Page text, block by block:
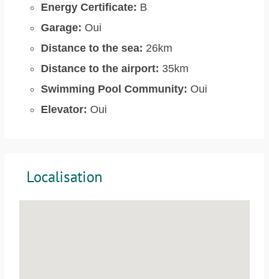
Energy Certificate: B
Garage: Oui
Distance to the sea: 26km
Distance to the airport: 35km
Swimming Pool Community: Oui
Elevator: Oui
Localisation